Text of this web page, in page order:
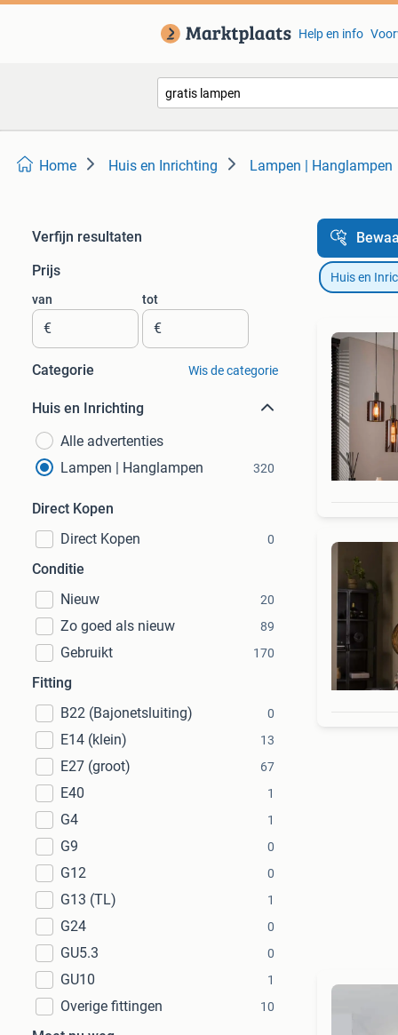
Help en info
Home Huis en Inrichting Lampen | Hanglampen
Verfijn resultaten
Prijs
van
€
tot
€
Categorie Wis de categorie
Huis en Inrichting
Alle advertenties
Lampen | Hanglampen
320
Direct Kopen
Direct Kopen
0
Conditie
Nieuw
20
Zo goed als nieuw 89
Gebruikt 170
Fitting
B22 (Bajonetsluiting)
0
E14 (klein) 13
E27 (groot) 67
E40 1
G4 1
G9 0
G12 0
G13 (TL) 1
G24 0
GU5.3 0
GU10 1
Overige fittingen 10
Huis en